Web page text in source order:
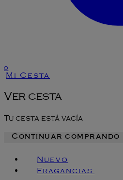
0
Mi Cesta
Ver cesta
Tu cesta está vacía
Continuar comprando
Nuevo
Fragancias